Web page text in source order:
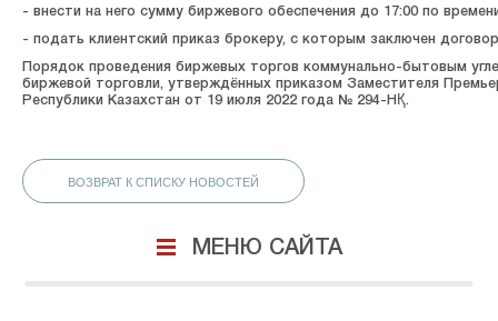
- внести на него сумму биржевого обеспечения до 17:00 по
- подать клиентский приказ брокеру, с которым заключен
Порядок проведения биржевых торгов коммунально-бытовым
биржевой торговли, утверждённых приказом Заместителя
Республики Казахстан от 19 июля 2022 года № 294-НҚ.
ВОЗВРАТ К СПИСКУ НОВОСТЕЙ
МЕНЮ САЙТА